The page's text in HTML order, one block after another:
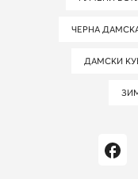
ЧЕРНА
ДАМСКИ